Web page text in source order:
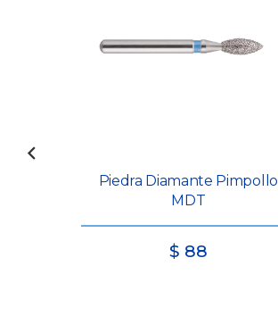
Piedra Diamante Pimpollo
MDT
$ 88